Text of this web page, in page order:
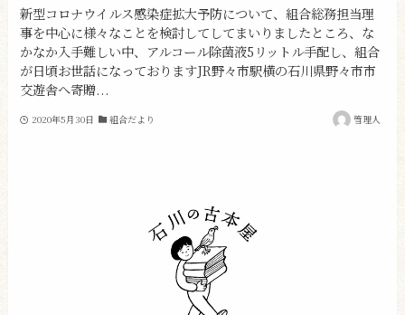
新型コロナウイルス感染症拡大予防について、組合総務担当理
事を中心に様々なことを検討してしてまいりましたところ、な
かなか入手難しい中、アルコール除菌液5リットル手配し、組合
が日頃お世話になっておりますJR野々市駅横の石川県野々市市
交遊舎へ寄贈...
2020年5月30日 組合だより 管理人